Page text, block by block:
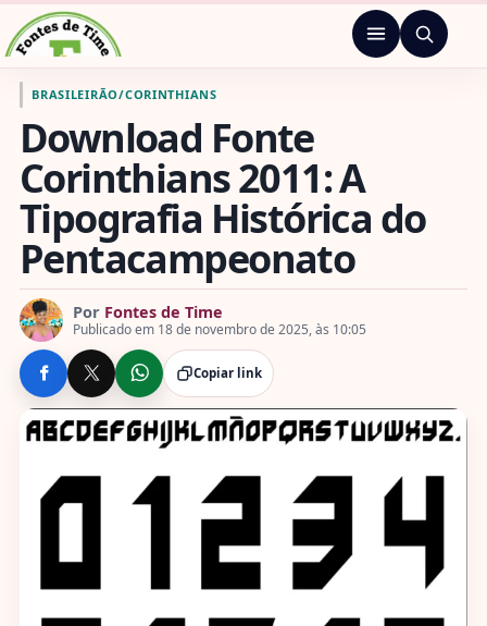
Pular para o conteúdo
Ir para a página inicial de Fontes de Time
Menu
BRASILEIRÃO/CORINTHIANS
Download Fonte
Corinthians 2011: A
Tipografia Histórica do
Pentacampeonato
Por Fontes de Time
Publicado em 18 de novembro de 2025, às 10:05
COMPARTILHE Copiar link